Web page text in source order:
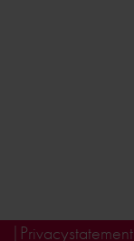
Privacystatement